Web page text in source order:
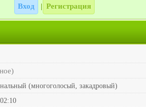
Вход Регистрация
(многоголосый, закадровый)